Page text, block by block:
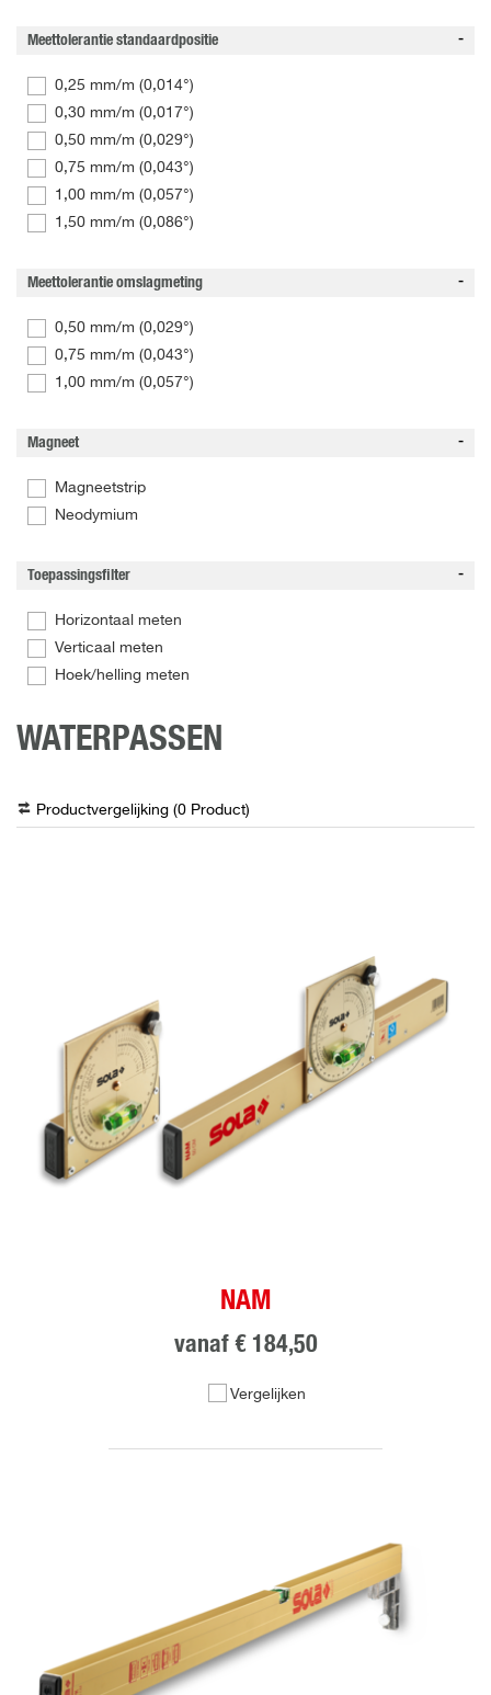
Meettolerantie standaardpositie
0,25 mm/m (0,014°)
0,30 mm/m (0,017°)
0,50 mm/m (0,029°)
0,75 mm/m (0,043°)
1,00 mm/m (0,057°)
1,50 mm/m (0,086°)
Meettolerantie omslagmeting
0,50 mm/m (0,029°)
0,75 mm/m (0,043°)
1,00 mm/m (0,057°)
Magneet
Magneetstrip
Neodymium
Toepassingsfilter
Horizontaal meten
Verticaal meten
Hoek/helling meten
WATERPASSEN
Productvergelijking (0 Product)
NAM
vanaf € 184,50
Vergelijken